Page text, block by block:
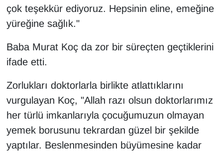
çok teşekkür ediyoruz. Hepsinin eline, emeğine
yüreğine sağlık."
Baba Murat Koç da zor bir süreçten geçtiklerini
ifade etti.
Zorlukları doktorlarla birlikte atlattıklarını
vurgulayan Koç, "Allah razı olsun doktorlarımız
her türlü imkanlarıyla çocuğumuzun olmayan
yemek borusunu tekrardan güzel bir şekilde
yaptılar. Beslenmesinden büyümesine kadar